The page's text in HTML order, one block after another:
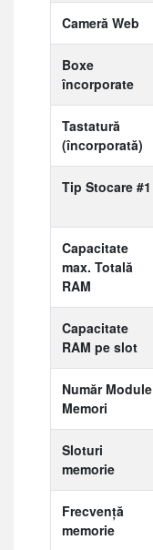
Cameră Web
Boxe
încorporate
Tastatură
(încorporată)
Tip Stocare #1
Capacitate
max. Totală
RAM
Capacitate
RAM pe slot
Număr Module
Memori
Sloturi
memorie
Frecvență
memorie